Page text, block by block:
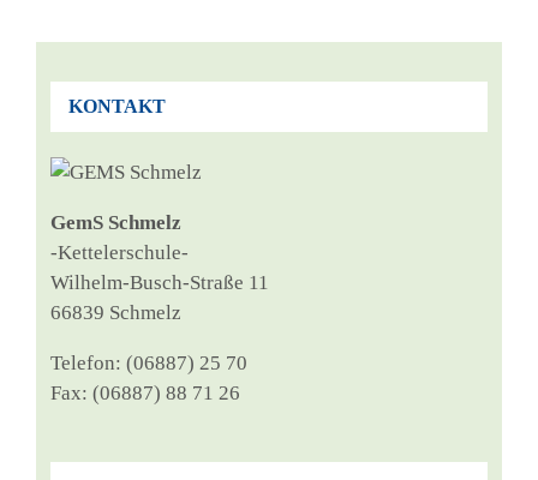
KONTAKT
GemS Schmelz
‑Ket­tel­er­schu­le-
Wil­helm-Busch-Stra­ße 11
66839 Schmelz
Tele­fon: (06887) 25 70
Fax: (06887) 88 71 26